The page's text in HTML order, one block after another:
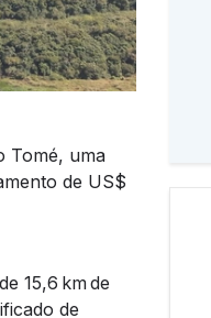
Tomé, uma
de US$
15,6 km de
de